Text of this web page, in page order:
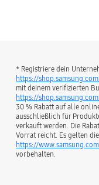
* Registriere dein
https://
mit deinem verifizierten
https://
30 % Rabatt auf alle
ausschließlich für
verkauft werden. Die
Vorrat reicht. Es gelten
https://
vorbehalten.